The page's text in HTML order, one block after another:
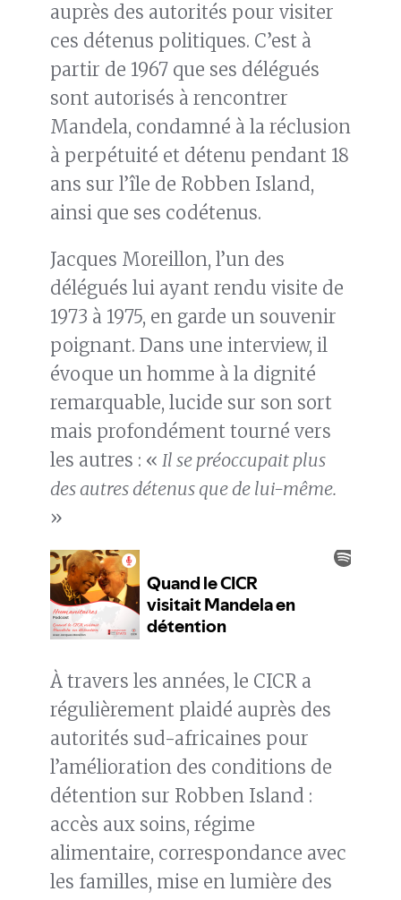
auprès des autorités pour visiter
ces détenus politiques. C’est à
partir de 1967 que ses délégués
sont autorisés à rencontrer
Mandela, condamné à la réclusion
à perpétuité et détenu pendant 18
ans sur l’île de Robben Island,
ainsi que ses codétenus.
Jacques Moreillon, l’un des
délégués lui ayant rendu visite de
1973 à 1975, en garde un souvenir
poignant. Dans une interview, il
évoque un homme à la dignité
remarquable, lucide sur son sort
mais profondément tourné vers
les autres : « Il se préoccupait plus
des autres détenus que de lui-même.
»
À travers les années, le CICR a
régulièrement plaidé auprès des
autorités sud-africaines pour
l’amélioration des conditions de
détention sur Robben Island :
accès aux soins, régime
alimentaire, correspondance avec
les familles, mise en lumière des